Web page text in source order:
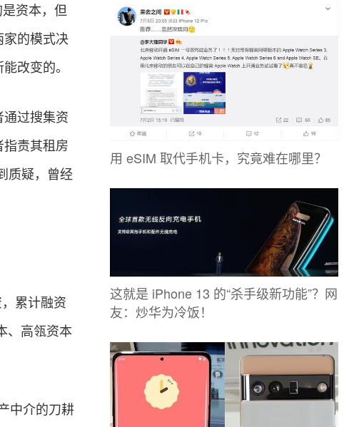
资本，但
家的模式决
改变的。
通过搜集资
责其租房
质疑，曾经
累计融资
、高瓴资本
中介的刀耕
用 eSIM 取代手机卡，究竟难在哪里？
这就是 iPhone 13 的“杀手级新功能”？网
友：炒华为冷饭！